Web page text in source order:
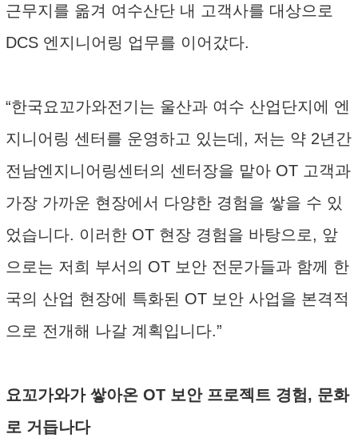
근무지를 옮겨 여수산단 내 고객사를 대상으로
DCS 엔지니어링 업무를 이어갔다.
“한국요꼬가와전기는 울산과 여수 산업단지에 엔
지니어링 센터를 운영하고 있는데, 저는 약 2년간
전남엔지니어링센터의 센터장을 맡아 OT 고객과
가장 가까운 현장에서 다양한 경험을 쌓을 수 있
었습니다. 이러한 OT 현장 경험을 바탕으로, 앞
으로는 저희 부서의 OT 보안 전문가들과 함께 한
국의 산업 현장에 특화된 OT 보안 사업을 본격적
으로 전개해 나갈 계획입니다.”
요꼬가와가 쌓아온 OT 보안 프로젝트 경험, 문화
로 거듭나다